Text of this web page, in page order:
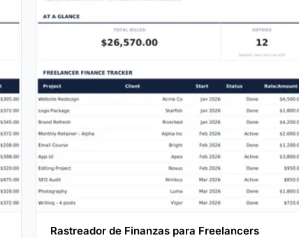
Rastreador de Finanzas para Freelancers